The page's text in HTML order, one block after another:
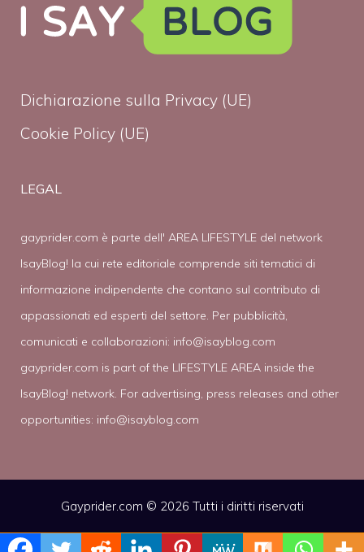
Dichiarazione sulla Privacy (UE)
Cookie Policy (UE)
LEGAL
gayprider.com è parte dell' AREA LIFESTYLE del network
IsayBlog! la cui rete editoriale comprende siti tematici di
informazione indipendente che contano sul contributo di
appassionati ed esperti del settore. Per pubblicità,
comunicati e collaborazioni: info@isayblog.com
gayprider.com is part of the LIFESTYLE AREA inside the
IsayBlog! network. For advertising, press releases and other
opportunities: info@isayblog.com
Gayprider.com © 2026 Tutti i diritti riservati